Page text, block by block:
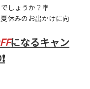
しょうか？🎐
休みのお出かけに向
になるキャン